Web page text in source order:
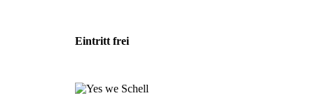
Eintritt frei